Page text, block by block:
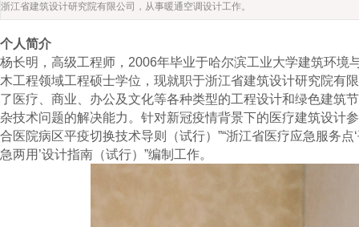
浙江省建筑设计研究院有限公司，从事暖通空调设计工作。
个人简介
杨长明，高级工程师，2006年毕业于哈尔滨工业大学建筑环
木工程领域工程硕士学位，现就职于浙江省建筑设计研究院有
了医疗、商业、办公及文化等各种类型的工程设计和绿色建筑
杂技术问题的解决能力。针对新冠疫情背景下的医疗建筑设计
合医院病区平疫切换技术导则（试行）”“浙江省医疗应急服务点
急两用’设计指南（试行）”编制工作。